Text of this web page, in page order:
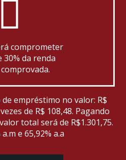
comprometer
30% da renda
empréstimo no valor: R$
de R$ 108,48. Pagando
total será de R$1.301,75.
a.m e 65,92% a.a